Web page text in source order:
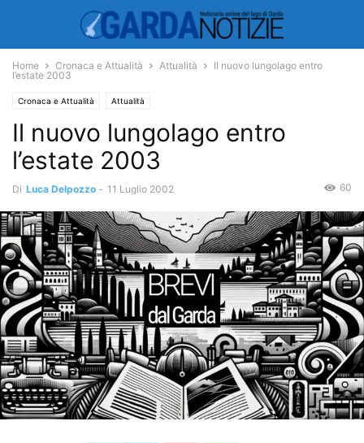
Home Cronaca e Attualità Attualità
Il nuovo lungolago entro
l’estate 2003
Cronaca e Attualità Attualità
Il nuovo lungolago entro
l’estate 2003
Di Luca Delpozzo - 11 Luglio 2002 60